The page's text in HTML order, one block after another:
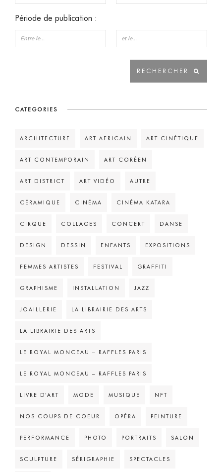
Période de publication :
CATEGORIES
ARCHITECTURE ART AFRICAIN ART CINÉTIQUE
ART CONTEMPORAIN ART CORÉEN
ART DISTRICT ART VIDÉO AUTRE
CÉRAMIQUE CINÉMA CINÉMA KATARA
CIRQUE COLLAGES CONCERT DANSE
DESIGN DESSIN ENFANTS EXPOSITIONS
FEMMES ARTISTES FESTIVAL GRAFFITI
GRAPHISME INSTALLATION JAZZ
JOAILLERIE LA LIBRAIRIE DES ARTS
LA LIBRAIRIE DES ARTS
LE ROYAL MONCEAU – RAFFLES PARIS
LE ROYAL MONCEAU – RAFFLES PARIS
LIVRE D'ART MODE MUSIQUE NFT
NOS COUPS DE COEUR OPÉRA PEINTURE
PERFORMANCE PHOTO PORTRAITS SALON
SCULPTURE SÉRIGRAPHIE SPECTACLES